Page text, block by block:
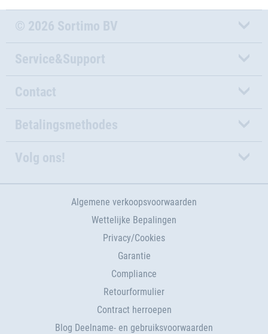
© 2026 Sortimo BV
Service&Support
Contact
Betalingsmethodes
Volg ons!
Algemene verkoopsvoorwaarden
Wettelijke Bepalingen
Privacy/Cookies
Garantie
Compliance
Retourformulier
Contract herroepen
Blog Deelname- en gebruiksvoorwaarden